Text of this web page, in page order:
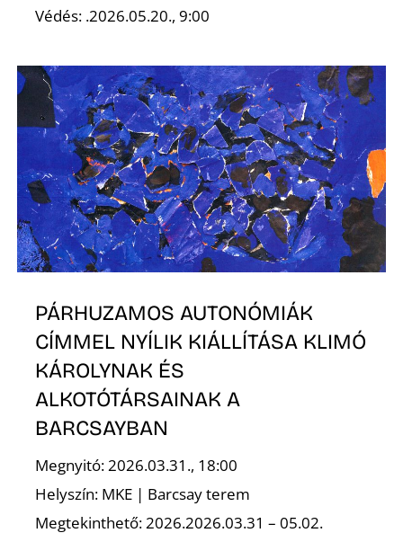
Védés: .2026.05.20., 9:00
PÁRHUZAMOS AUTONÓMIÁK
CÍMMEL NYÍLIK KIÁLLÍTÁSA KLIMÓ
KÁROLYNAK ÉS
ALKOTÓTÁRSAINAK A
BARCSAYBAN
Megnyitó: 2026.03.31., 18:00
Helyszín: MKE | Barcsay terem
Megtekinthető: 2026.2026.03.31 – 05.02.